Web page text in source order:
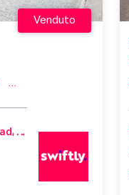
Venduto
54 Elmfield Court, Ninth Lock Road, Clondalkin, D22 V212, Ireland